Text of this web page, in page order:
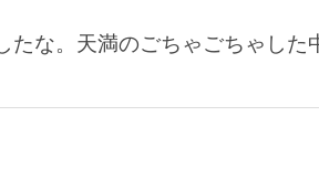
たな。天満のごちゃごちゃし